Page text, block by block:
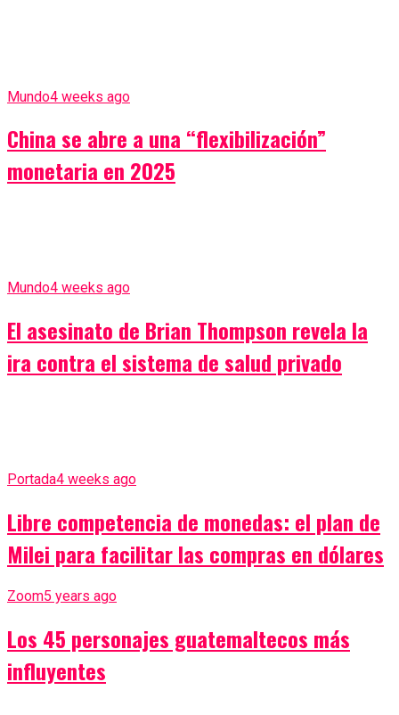
Mundo4 weeks ago
China se abre a una “flexibilización”
monetaria en 2025
Mundo4 weeks ago
El asesinato de Brian Thompson revela la
ira contra el sistema de salud privado
Portada4 weeks ago
Libre competencia de monedas: el plan de
Milei para facilitar las compras en dólares
Zoom5 years ago
Los 45 personajes guatemaltecos más
influyentes